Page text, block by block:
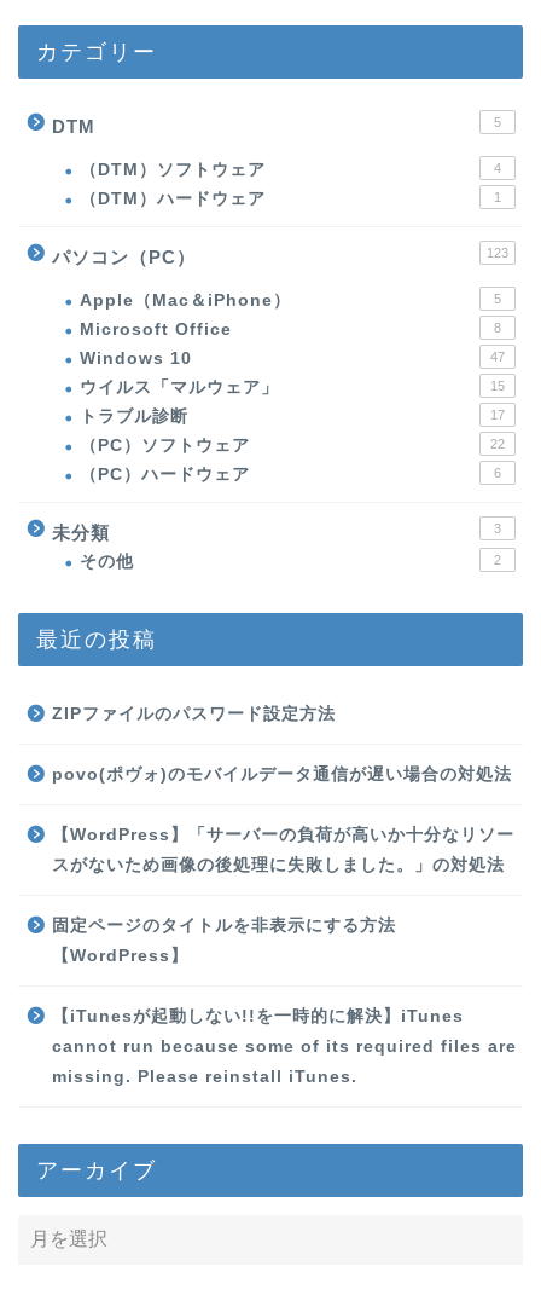
カテゴリー
DTM 5
（DTM）ソフトウェア 4
（DTM）ハードウェア 1
パソコン（PC） 123
Apple（Mac＆iPhone） 5
Microsoft Office 8
Windows 10 47
ウイルス「マルウェア」 15
トラブル診断 17
（PC）ソフトウェア 22
（PC）ハードウェア 6
未分類 3
その他 2
最近の投稿
ZIPファイルのパスワード設定方法
povo(ポヴォ)のモバイルデータ通信が遅い場合の対処法
【WordPress】「サーバーの負荷が高いか十分なリソー
スがないため画像の後処理に失敗しました。」の対処法
固定ページのタイトルを非表示にする方法
【WordPress】
【iTunesが起動しない!!を一時的に解決】iTunes
cannot run because some of its required files are
missing. Please reinstall iTunes.
アーカイブ